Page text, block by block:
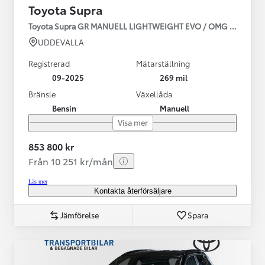
Toyota Supra
Toyota Supra GR MANUELL LIGHTWEIGHT EVO / OMG LEV!
UDDEVALLA
Registrerad
09-2025
Mätarställning
269 mil
Bränsle
Bensin
Växellåda
Manuell
Visa mer
853 800 kr
Från 10 251 kr/mån
Läs mer
Kontakta återförsäljare
Jämförelse Spara